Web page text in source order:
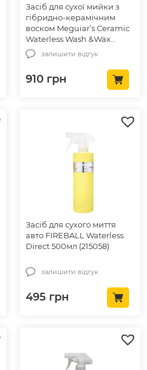
Засіб для сухої мийки з
гібридно-керамічним
воском Meguiar’s Ceramic
Waterless Wash &Wax
710мл (G251024)
залишити відгук
910 грн
Засіб для сухого миття
авто FIREBALL Waterless
Direct 500мл (215058)
залишити відгук
495 грн